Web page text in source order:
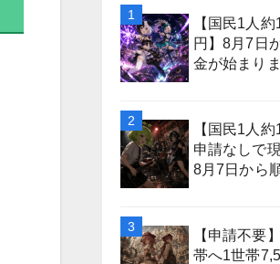
【国民1人
円】8月7日
金が始まりま
【国民1人約
申請なしで
8月7日から
【申請不要
帯へ1世帯